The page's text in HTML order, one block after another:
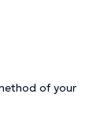
of your